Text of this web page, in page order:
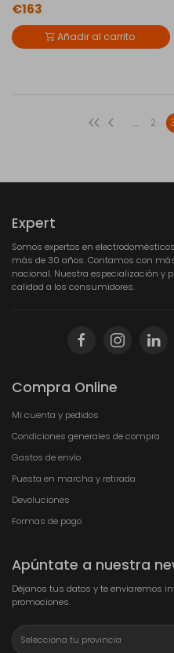
€163
Añadir al carrito
... 2 3
Expert
Somos expertos en
más de 30 años. Contamos con
nacional. Nuestra especialización y
calidad a los consumidores.
Compra Online
Mi cuenta y pedidos
Condiciones generales de compra
Gastos de envío
Puesta en marcha y retirada
Devoluciones
Formas de pago
Apúntate a nuestra
Déjanos tus datos y te enviaremos
promociones.